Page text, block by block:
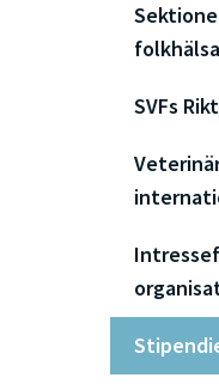
folkhälsa
SVFs